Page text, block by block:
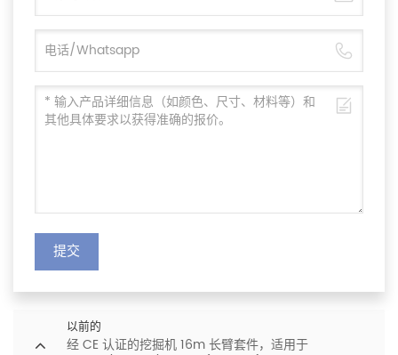
提交
以前的
经 CE 认证的挖掘机 16m 长臂套件，适用于